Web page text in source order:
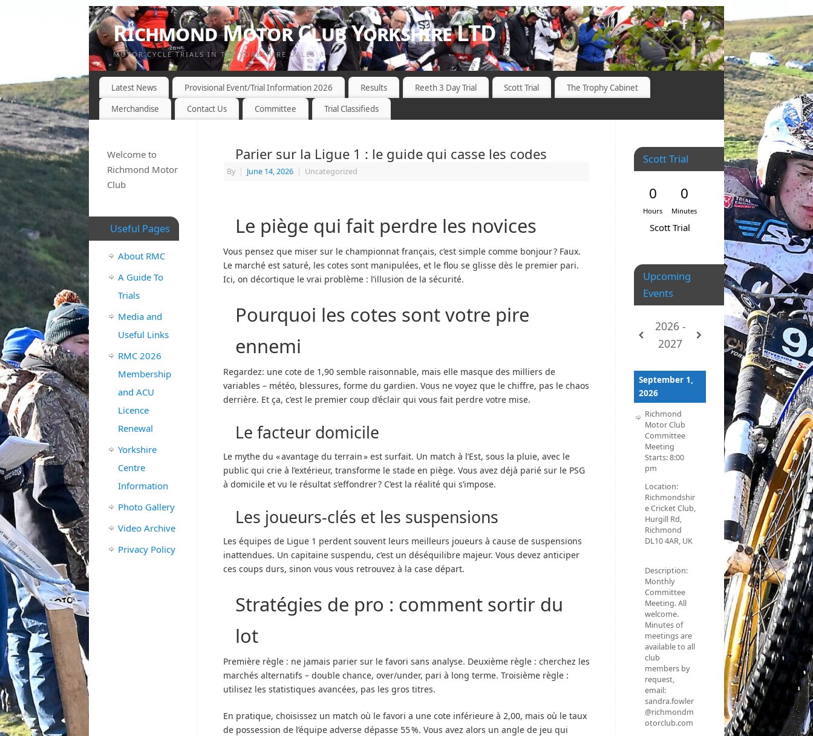
Richmond Motor Club Yorkshire LTD
MOTOR CYCLE TRIALS IN THE YORKSHIRE DALES
Latest News Provisional Event/Trial Information 2026 Results Reeth 3 Day Trial Scott Trial
The Trophy Cabinet
Merchandise
Contact Us Committee Trial Classifieds
Parier sur la Ligue 1 : le guide qui casse les codes
By | June 14, 2026 | Uncategorized
Le piège qui fait perdre les novices
Vous pensez que miser sur le championnat français, c’est simple comme bonjour ? Faux.
Le marché est saturé, les cotes sont manipulées, et le flou se glisse dès le premier pari.
Ici, on décortique le vrai problème : l’illusion de la sécurité.
Pourquoi les cotes sont votre pire
ennemi
Regardez: une cote de 1,90 semble raisonnable, mais elle masque des milliers de
variables – météo, blessures, forme du gardien. Vous ne voyez que le chiffre, pas le chaos
derrière. Et ça, c’est le premier coup d’éclair qui vous fait perdre votre mise.
Le facteur domicile
Le mythe du « avantage du terrain » est surfait. Un match à l’Est, sous la pluie, avec le
public qui crie à l’extérieur, transforme le stade en piège. Vous avez déjà parié sur le PSG
à domicile et vu le résultat s’effondrer ? C’est la réalité qui s’impose.
Les joueurs-clés et les suspensions
Les équipes de Ligue 1 perdent souvent leurs meilleurs joueurs à cause de suspensions
inattendues. Un capitaine suspendu, c’est un déséquilibre majeur. Vous devez anticiper
ces coups durs, sinon vous vous retrouvez à la case départ.
Stratégies de pro : comment sortir du
lot
Première règle : ne jamais parier sur le favori sans analyse. Deuxième règle : cherchez les
marchés alternatifs – double chance, over/under, pari à long terme. Troisième règle :
utilisez les statistiques avancées, pas les gros titres.
En pratique, choisissez un match où le favori a une cote inférieure à 2,00, mais où le taux
de possession de l’équipe adverse dépasse 55 %. Vous avez alors un angle de jeu qui
Welcome to
Richmond Motor
Club
Useful Pages
About RMC
A Guide To
Trials
Media and
Useful Links
RMC 2026
Membership
and ACU
Licence
Renewal
Yorkshire
Centre
Information
Photo Gallery
Video Archive
Privacy Policy
Scott Trial
0
Hours
0
Minutes
Scott Trial
Upcoming
Events
2026 -
2027
September 1,
2026
Richmond
Motor Club
Committee
Meeting
Starts:8:00
pm
Location:
Richmondshir
e Cricket Club,
Hurgill Rd,
Richmond
DL10 4AR, UK
Description:
Monthly
Committee
Meeting. All
welcome.
Minutes of
meetings are
available to all
club
members by
request,
email:
sandra.fowler
@richmondm
otorclub.com